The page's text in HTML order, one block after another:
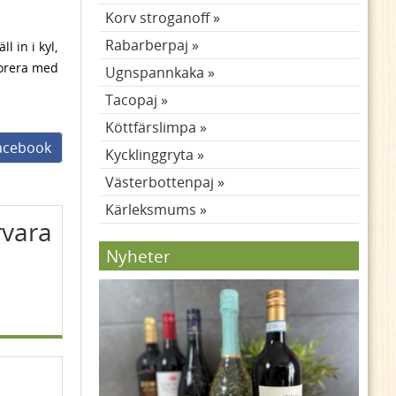
in i kyl,
med
Korv stroganoff
Rabarberpaj
Ugnspannkaka
Tacopaj
Köttfärslimpa
Kycklinggryta
Västerbottenpaj
Kärleksmums
Nyheter